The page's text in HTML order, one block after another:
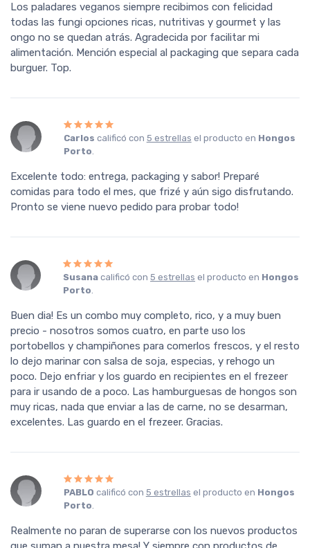
Los paladares veganos siempre recibimos con felicidad
todas las fungi opciones ricas, nutritivas y gourmet y las
ongo no se quedan atrás. Agradecida por facilitar mi
alimentación. Mención especial al packaging que separa cada
burguer. Top.
Carlos calificó con 5 estrellas el producto en Hongos
Porto.
Excelente todo: entrega, packaging y sabor! Preparé
comidas para todo el mes, que frizé y aún sigo disfrutando.
Pronto se viene nuevo pedido para probar todo!
Susana calificó con5 estrellas el producto en Hongos
Porto.
Buen dia! Es un combo muy completo, rico, y a muy buen
precio - nosotros somos cuatro, en parte uso los
portobellos y champiñones para comerlos frescos, y el resto
lo dejo marinar con salsa de soja, especias, y rehogo un
poco. Dejo enfriar y los guardo en recipientes en el frezeer
para ir usando de a poco. Las hamburguesas de hongos son
muy ricas, nada que enviar a las de carne, no se desarman,
excelentes. Las guardo en el frezeer. Gracias.
PABLO calificó con 5 estrellas el producto en Hongos
Porto.
Realmente no paran de superarse con los nuevos productos